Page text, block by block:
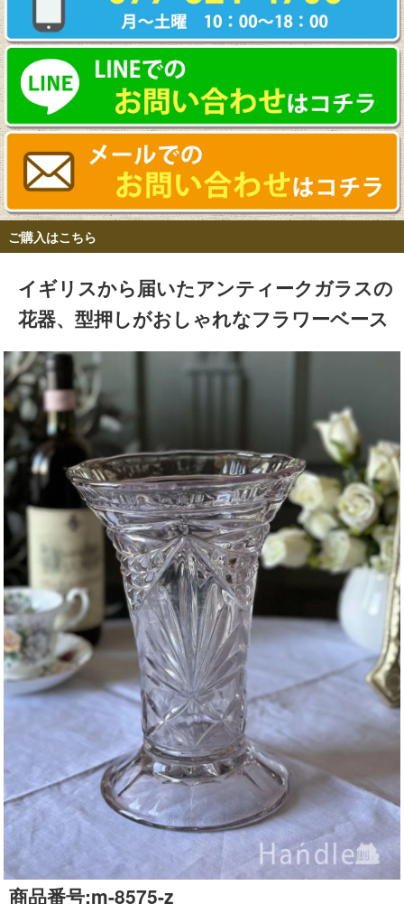
ご購入はこちら
イギリスから届いたアンティークガラスの
花器、型押しがおしゃれなフラワーベース
商品番号:m-8575-z